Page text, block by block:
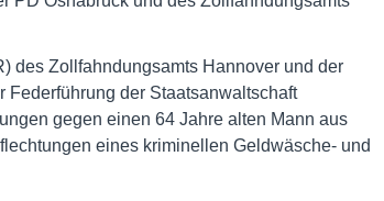
des Zollfahndungsamts Hannover und der
der Staatsanwaltschaft
gegen einen 64 Jahre alten Mann aus
eines kriminellen Geldwäsche- und